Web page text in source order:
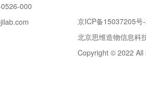
000
京ICP备15037205号
北京思维造物信息科
Copyright © 2022 All